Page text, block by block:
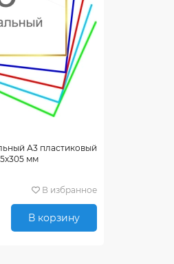
А3 пластиковый
мм
В избранное
В корзину